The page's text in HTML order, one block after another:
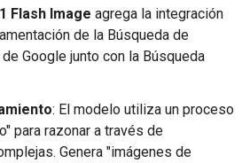
Flash Image agrega la integración
de la Búsqueda de
Google junto con la Búsqueda
: El modelo utiliza un proceso
para razonar a través de
Genera "imágenes de